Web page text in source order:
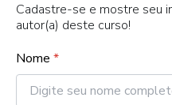
Cadastre-se e mostre seu
autor(a) deste curso!
Nome *